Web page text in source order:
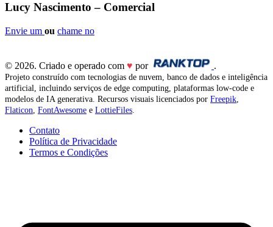
Lucy Nascimento – Comercial
Envie um ou chame no
© 2026. Criado e operado com ♥ por .
Projeto construído com tecnologias de nuvem, banco de dados e inteligência
artificial, incluindo serviços de edge computing, plataformas low-code e
modelos de IA generativa. Recursos visuais licenciados por Freepik,
Flaticon, FontAwesome e LottieFiles.
Contato
Política de Privacidade
Termos e Condições